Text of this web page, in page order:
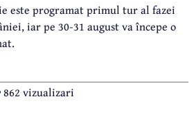
este programat primul tur al fazei
iar pe 30-31 august va începe o
862 vizualizari